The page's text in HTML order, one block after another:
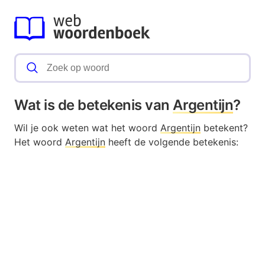
Wat is de betekenis vanArgentijn?
Wil je ook weten wat het woord Argentijn betekent?
Het woord Argentijn heeft de volgende betekenis: